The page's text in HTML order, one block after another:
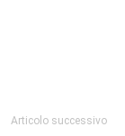
Articolo successivo